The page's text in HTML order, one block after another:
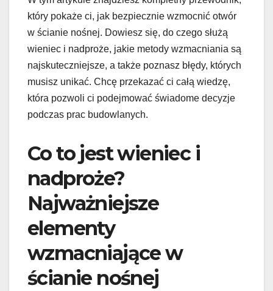
który pokaże ci, jak bezpiecznie wzmocnić otwór
w ścianie nośnej. Dowiesz się, do czego służą
wieniec i nadproże, jakie metody wzmacniania są
najskuteczniejsze, a także poznasz błędy, których
musisz unikać. Chcę przekazać ci całą wiedzę,
która pozwoli ci podejmować świadome decyzje
podczas prac budowlanych.
Co to jest wieniec i
nadproże?
Najważniejsze
elementy
wzmacniające w
ścianie nośnej